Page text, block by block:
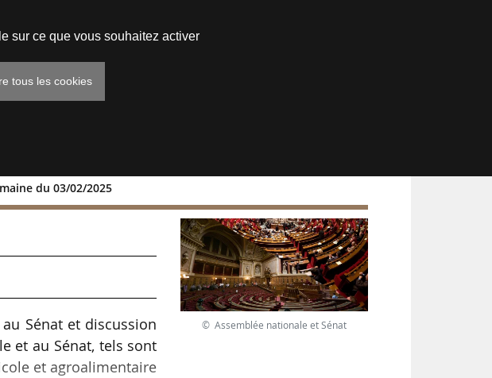
du 03/02/2025
Parlement
Sénat et discussion
et au Sénat, tels sont
et agroalimentaire
© Assemblée nationale et Sénat
sur ce que vous souhaitez activer
tous les cookies